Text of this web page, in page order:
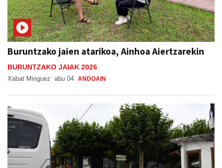
Buruntzako jaien atarikoa, Ainhoa Aiertzarekin
BURUNTZAKO JAIAK 2026
Xabat Minguez abu 04 ANDOAIN